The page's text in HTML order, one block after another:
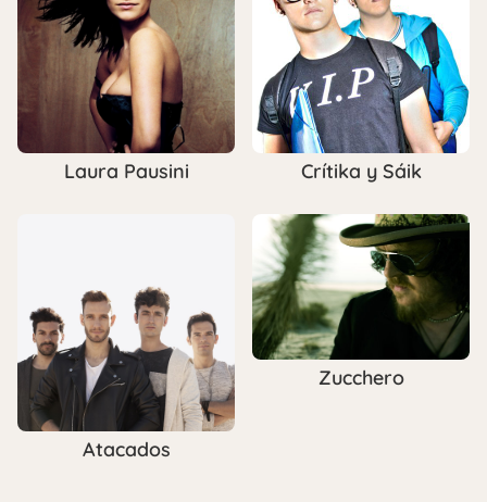
Laura Pausini Crítika y Sáik
Atacados
Zucchero